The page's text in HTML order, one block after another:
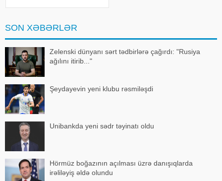
ehtimal olunan müvəqqət
SON XƏBƏRLƏR
Zelenski dünyanı sərt tədbirlərə çağırdı: "Rusiya
ağılını itirib..."
Şeydayevin yeni klubu rəsmiləşdi
Unibankda yeni sədr təyinatı oldu
Hörmüz boğazının açılması üzrə danışıqlarda
irəliləyiş əldə olundu